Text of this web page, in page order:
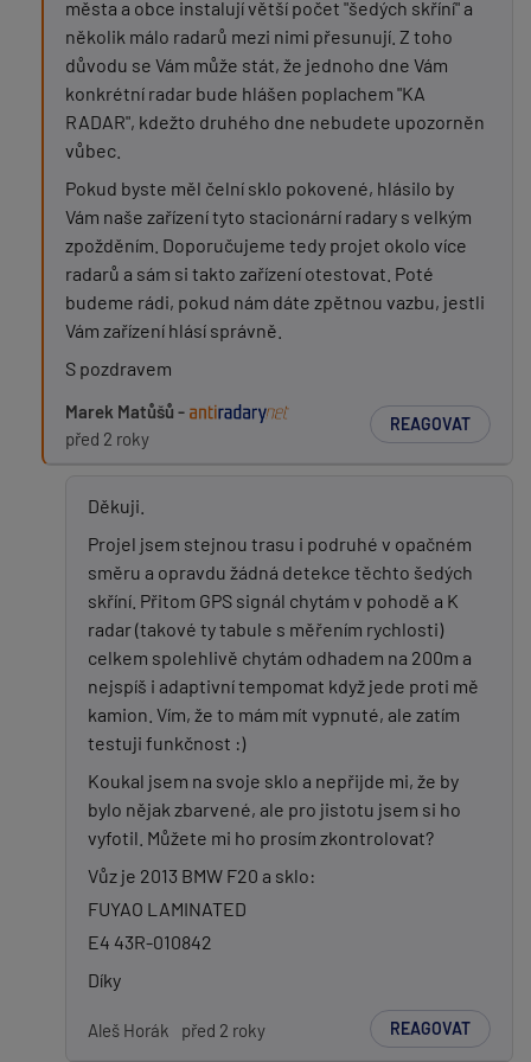
města a obce instalují větší počet "šedých skříní" a
několik málo radarů mezi nimi přesunují. Z toho
důvodu se Vám může stát, že jednoho dne Vám
konkrétní radar bude hlášen poplachem "KA
RADAR", kdežto druhého dne nebudete upozorněn
vůbec.
Pokud byste měl čelní sklo pokovené, hlásilo by
Vám naše zařízení tyto stacionární radary s velkým
zpožděním. Doporučujeme tedy projet okolo více
radarů a sám si takto zařízení otestovat. Poté
budeme rádi, pokud nám dáte zpětnou vazbu, jestli
Vám zařízení hlásí správně.
S pozdravem
Marek Matůšů -
před 2 roky
REAGOVAT
Děkuji.
Projel jsem stejnou trasu i podruhé v opačném
směru a opravdu žádná detekce těchto šedých
skříní. Přitom GPS signál chytám v pohodě a K
radar (takové ty tabule s měřením rychlosti)
celkem spolehlivě chytám odhadem na 200m a
nejspíš i adaptivní tempomat když jede proti mě
kamion. Vím, že to mám mít vypnuté, ale zatím
testuji funkčnost :)
Koukal jsem na svoje sklo a nepřijde mi, že by
bylo nějak zbarvené, ale pro jistotu jsem si ho
vyfotil. Můžete mi ho prosím zkontrolovat?
Vůz je 2013 BMW F20 a sklo:
FUYAO LAMINATED
E4 43R-010842
Díky
Aleš Horák před 2 roky REAGOVAT